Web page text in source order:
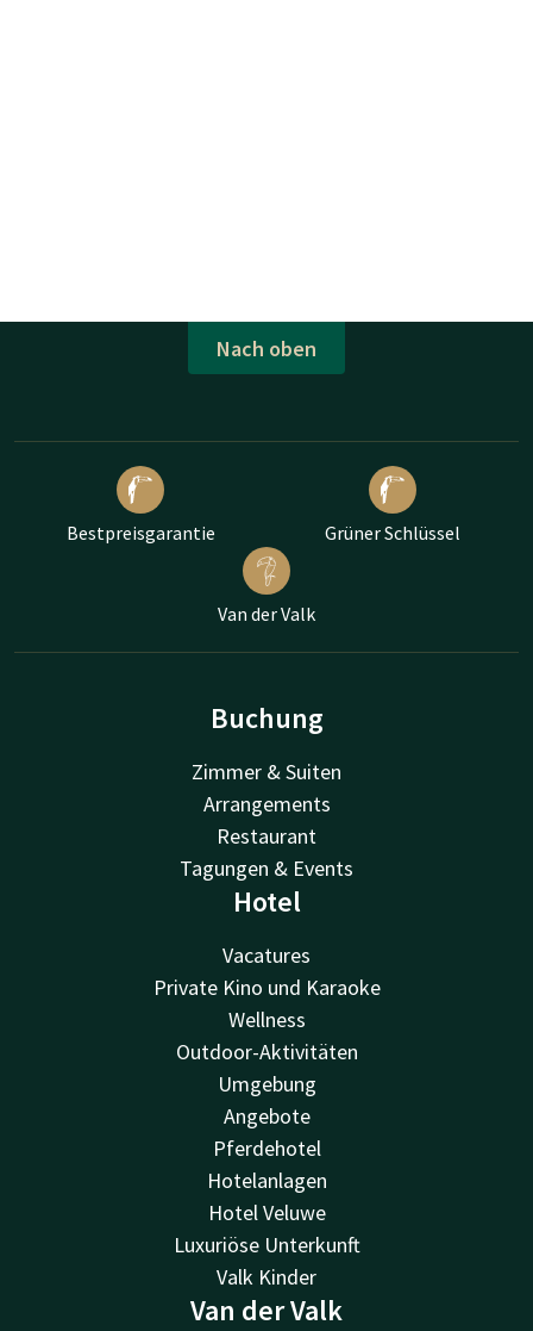
Nach oben
Bestpreisgarantie Grüner Schlüssel
Van der Valk
Buchung
Zimmer & Suiten
Arrangements
Restaurant
Tagungen & Events
Hotel
Vacatures
Private Kino und Karaoke
Wellness
Outdoor-Aktivitäten
Umgebung
Angebote
Pferdehotel
Hotelanlagen
Hotel Veluwe
Luxuriöse Unterkunft
Valk Kinder
Van der Valk